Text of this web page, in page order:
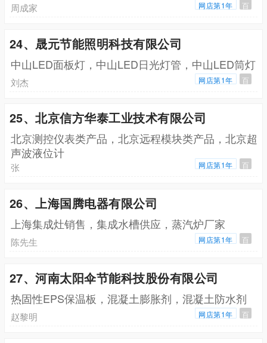
周成家 网店第1年 百
24、晟元节能照明科技有限公司
中山LED面板灯，中山LED日光灯管，中山LED筒灯
刘杰 网店第1年 百
25、北京信方华泰工业技术有限公司
北京测控仪表类产品，北京远程模块类产品，北京超
声波液位计
张 网店第1年 百
26、上海国腾电器有限公司
上海集成灶销售，集成水槽供应，蒸汽炉厂家
陈先生 网店第1年 百
27、河南太阳伞节能科技股份有限公司
热固性EPS保温板，混凝土膨胀剂，混凝土防水剂
赵黎明 网店第1年 百